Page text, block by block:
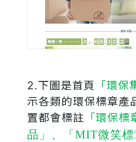
2.下圖是首頁 「環保
示各類的環保標章產
置都會標註 「環保標
品」、「MIT微笑